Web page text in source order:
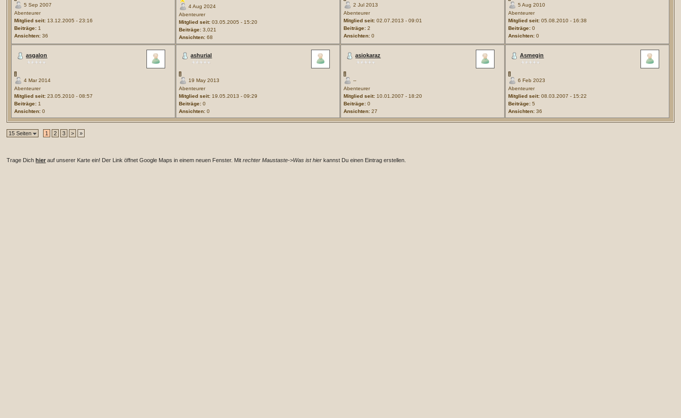
5 Sep 2007
Abenteurer
Mitglied seit: 13.12.2005 - 23:16
Beiträge: 1
Ansichten: 36
4 Aug 2024
Abenteurer
Mitglied seit: 03.05.2005 - 15:20
Beiträge: 3,021
Ansichten: 68
2 Jul 2013
Abenteurer
Mitglied seit: 02.07.2013 - 09:01
Beiträge: 2
Ansichten: 0
5 Aug 2010
Abenteurer
Mitglied seit: 05.08.2010 - 16:38
Beiträge: 0
Ansichten: 0
asgalon
4 Mar 2014
Abenteurer
Mitglied seit: 23.05.2010 - 08:57
Beiträge: 1
Ansichten: 0
ashurial
19 May 2013
Abenteurer
Mitglied seit: 19.05.2013 - 09:29
Beiträge: 0
Ansichten: 0
asiokaraz
--
Abenteurer
Mitglied seit: 10.01.2007 - 18:20
Beiträge: 0
Ansichten: 27
Asmegin
6 Feb 2023
Abenteurer
Mitglied seit: 08.03.2007 - 15:22
Beiträge: 5
Ansichten: 36
15 Seiten 1 2 3 > »
Trage Dichhier auf unserer Karte ein! Der Link öffnet Google Maps in einem neuen Fenster. Mitrechter Maustaste->Was ist hier kannst Du einen Eintrag erstellen.